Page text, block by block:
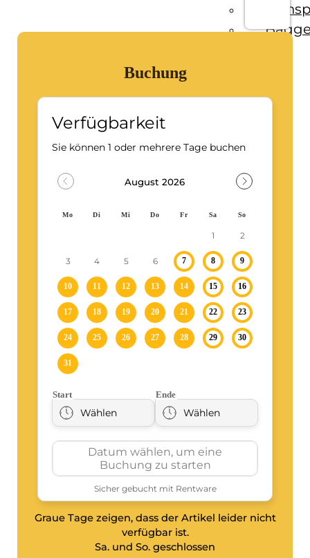
Buchung
Graue Tage zeigen, dass der Artikel leider nicht
verfügbar ist.
Sa. und So. geschlossen